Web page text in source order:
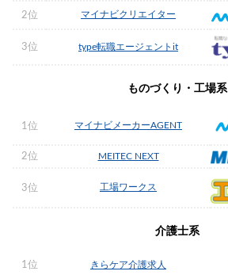
2位 マイナビクリエイター
3位 type転職エージェントit
ものづくり・工場系
1位 マイナビメーカーAGENT
2位 MEITEC NEXT
3位 工場ワークス
介護士系
1位 きらケア介護求人